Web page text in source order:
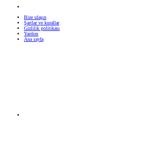
Bize ulaşın
Şartlar ve kurallar
Gizlilik politikası
Yardım
Ana sayfa